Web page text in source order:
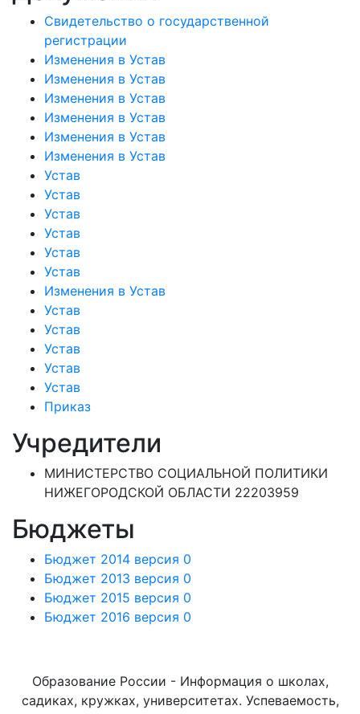
Свидетельство о государственной
регистрации
Изменения в Устав
Изменения в Устав
Изменения в Устав
Изменения в Устав
Изменения в Устав
Изменения в Устав
Устав
Устав
Устав
Устав
Устав
Устав
Изменения в Устав
Устав
Устав
Устав
Устав
Устав
Приказ
Учредители
МИНИСТЕРСТВО СОЦИАЛЬНОЙ ПОЛИТИКИ
НИЖЕГОРОДСКОЙ ОБЛАСТИ 22203959
Бюджеты
Бюджет 2014 версия 0
Бюджет 2013 версия 0
Бюджет 2015 версия 0
Бюджет 2016 версия 0
Образование России - Информация о школах,
садиках, кружках, университетах. Успеваемость,